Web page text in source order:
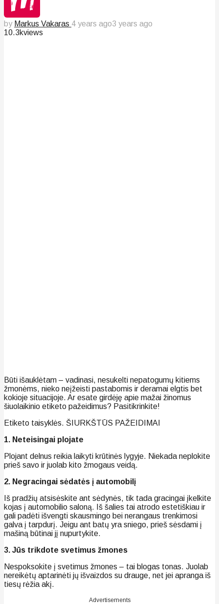
by Markus Vakaras 4 years ago3 years ago
10.3kviews
Būti išauklėtam – vadinasi, nesukelti nepatogumų kitiems
žmonėms, nieko neįžeisti pastabomis ir deramai elgtis bet
kokioje situacijoje. Ar esate girdėję apie mažai žinomus
šiuolaikinio etiketo pažeidimus? Pasitikrinkite!
Etiketo taisyklės. ŠIURKŠTŪS PAŽEIDIMAI
1. Neteisingai plojate
Plojant delnus reikia laikyti krūtinės lygyje. Niekada neplokite
prieš savo ir juolab kito žmogaus veidą.
2. Negracingai sėdatės į automobilį
Iš pradžių atsisėskite ant sėdynės, tik tada gracingai įkelkite
kojas į automobilio saloną. Iš šalies tai atrodo estetiškiau ir
gali padėti išvengti skausmingo bei nerangaus trenkimosi
galva į tarpdurį. Jeigu ant batų yra sniego, prieš sėsdami į
mašiną būtinai jį nupurtykite.
3. Jūs trikdote svetimus žmones
Nespoksokite į svetimus žmones – tai blogas tonas. Juolab
nereikėtų aptarinėti jų išvaizdos su drauge, net jei apranga iš
tiesų rėžia akį.
Advertisements